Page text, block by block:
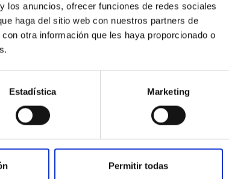
los anuncios, ofrecer funciones de redes sociales
haga del sitio web con nuestros partners de
otra información que les haya proporcionado o
Estadística Marketing
Permitir todas
a sentirte